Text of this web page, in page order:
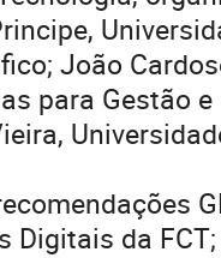
João
para Gestão e
Digitais da